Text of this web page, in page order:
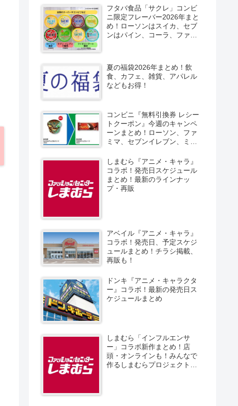
定で6種類！見分け方！セブ
ン、ファミマ、ローソン、デ
イリーヤマザキ、ミニストッ
プなどで！クーラーバッグ
フタバ食品「サクレ」コンビ
ニ限定フレーバー2026年まと
め！ローソンはスイカ、セブ
ンはパイン、コーラ、ファミ
夏の福袋2026年まとめ！飲
食、カフェ、雑貨、アパレル
などもお得！
コンビニ『無料引換券 レシー
トクーポン』今週のキャンペ
ーンまとめ！ローソン、ファ
ミマ、セブンイレブン、ミニ
しまむら『アニメ・キャラ』
コラボ！発売日スケジュール
まとめ！最新のラインナッ
プ・再販
アベイル『アニメ・キャラ』
コラボ！発売日、予定スケジ
ュールまとめ！チラシ掲載、
再販も！
ドンキ『アニメ・キャラクタ
ー』コラボ！最新の発売日ス
ケジュールまとめ
しまむら「インフルエンサ
ー」コラボ新作まとめ！店
頭・オンラインも！みんなで
作るしまむらプロジェクト！